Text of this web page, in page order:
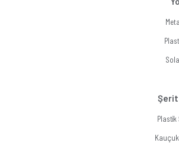
Şerit
Plastik